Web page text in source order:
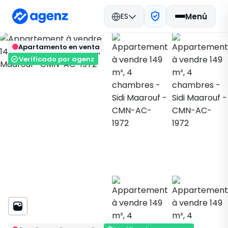
ES Menú
Volver
Bienes raíces en Marruecos
Comprar
Casablanca
Apartamento Sidi Maarouf
CMN-AC-1972
Guardar
Apartamento en venta
Verificado por agenz